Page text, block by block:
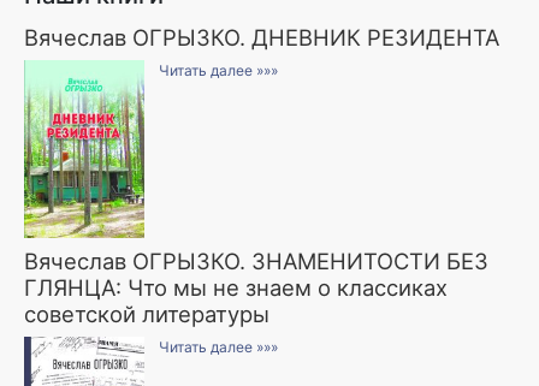
Вячеслав ОГРЫЗКО. ДНЕВНИК РЕЗИДЕНТА
Читать далее »»»
Вячеслав ОГРЫЗКО. ЗНАМЕНИТОСТИ БЕЗ
ГЛЯНЦА: Что мы не знаем о классиках
советской литературы
Читать далее »»»